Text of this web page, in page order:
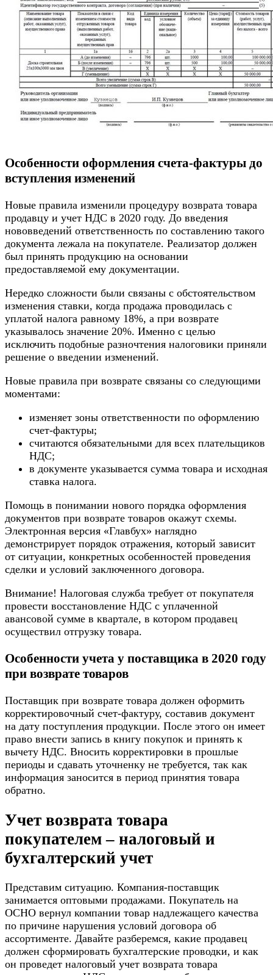
Особенности оформления счета-фактуры до
вступления изменений
Новые правила изменили процедуру возврата товара
продавцу и учет НДС в 2020 году. До введения
нововведений ответственность по составлению такого
документа лежала на покупателе. Реализатор должен
был принять продукцию на основании
предоставляемой ему документации.
Нередко сложности были связаны с обстоятельством
изменения ставки, когда продажа проводилась с
уплатой налога равному 18%, а при возврате
указывалось значение 20%. Именно с целью
исключить подобные разночтения налоговики приняли
решение о введении изменений.
Новые правила при возврате связаны со следующими
моментами:
изменяет зоны ответственности по оформлению
счет-фактуры;
считаются обязательными для всех плательщиков
НДС;
в документе указывается сумма товара и исходная
ставка налога.
Помощь в понимании нового порядка оформления
документов при возврате товаров окажут схемы.
Электронная версия «Главбух» наглядно
демонстрирует порядок отражения, который зависит
от ситуации, конкретных особенностей проведения
сделки и условий заключенного договора.
Внимание! Налоговая служба требует от покупателя
провести восстановление НДС с уплаченной
авансовой сумме в квартале, в котором продавец
осуществил отгрузку товара.
Особенности учета у поставщика в 2020 году
при возврате товаров
Поставщик при возврате товара должен оформить
корректировочный счет-фактуру, составив документ
на дату поступления продукции. После этого он имеет
право внести запись в книгу покупок и принять к
вычету НДС. Вносить корректировки в прошлые
периоды и сдавать уточненку не требуется, так как
информация заносится в период принятия товара
обратно.
Учет возврата товара
покупателем – налоговый и
бухгалтерский учет
Представим ситуацию. Компания-поставщик
занимается оптовыми продажами. Покупатель на
ОСНО вернул компании товар надлежащего качества
по причине нарушения условий договора об
ассортименте. Давайте разберемся, какие продавец
должен сформировать бухгалтерские проводки, и как
он проведет налоговый учет возврата товара